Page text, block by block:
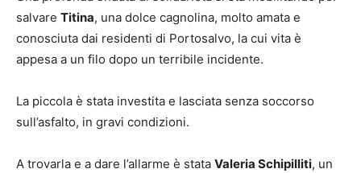
salvare Titina, una dolce cagnolina, molto amata e
conosciuta dai residenti di Portosalvo, la cui vita è
appesa a un filo dopo un terribile incidente.
La piccola è stata investita e lasciata senza soccorso
sull’asfalto, in gravi condizioni.
A trovarla e a dare l’allarme è stata Valeria Schipilliti, un